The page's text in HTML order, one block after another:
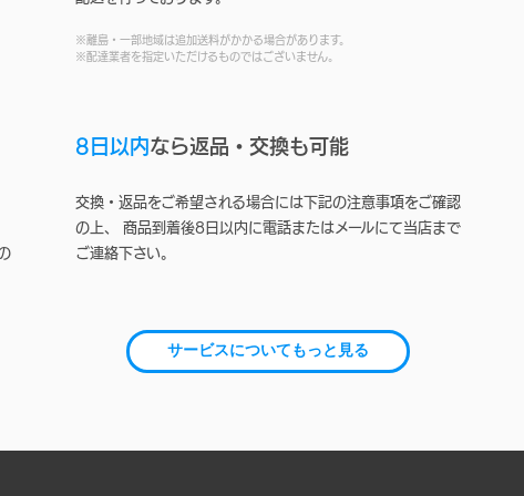
※離島・一部地域は追加送料がかかる場合があります。
※配達業者を指定いただけるものではございません。
8日以内なら返品・交換も可能
交換・返品をご希望される場合には下記の注意事項をご確認
の上、 商品到着後8日以内に電話またはメールにて当店まで
ご連絡下さい。
サービスについてもっと見る